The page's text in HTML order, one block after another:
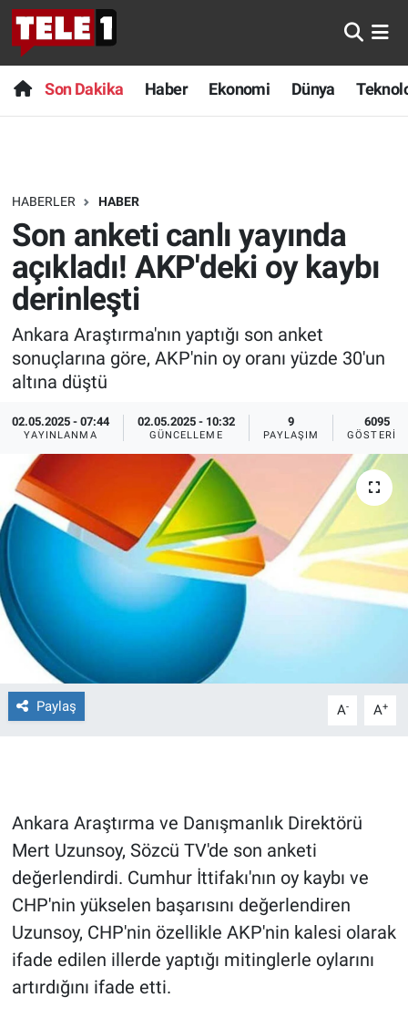
Son Dakika Haber Ekonomi Dünya
HABERLER HABER
Son anketi canlı yayında
açıkladı! AKP'deki oy kaybı
derinleşti
Ankara Araştırma'nın yaptığı son anket
sonuçlarına göre, AKP'nin oy oranı yüzde 30'un
altına düştü
02.05.2025 - 07:44
YAYINLANMA
02.05.2025 - 10:32
GÜNCELLEME
9
PAYLAŞIM
6095
GÖSTERIM
Paylaş A- A+
Ankara Araştırma ve Danışmanlık Direktörü
Mert Uzunsoy, Sözcü TV'de son anketi
değerlendirdi. Cumhur İttifakı'nın oy kaybı ve
CHP'nin yükselen başarısını değerlendiren
Uzunsoy, CHP'nin özellikle AKP'nin kalesi olarak
ifade edilen illerde yaptığı mitinglerle oylarını
artırdığını ifade etti.
Anında Manşet
Başka Sohbetler
Bilim turu
Bilim ve Teknoloji Evreni
Doğa Konuşuyor
Dünya
Ege Saati
Ege'den Esintiler
Eğitim
Eğlence
Ekonomi
Gerçeğin İzinde
Gün Başlıyor
Gün Ortası
Gündem Özel
Günün görüntüsü
Haber
İlan
Son Dakika
Haber
Dünya
Teknoloji
Sağlık
Spor
Yayın Akışı
İletişim
Nöbetçi Eczaneler
Hava Durumu
Trafik Durumu
Süper Lig Puan Durumu ve Fikstür
Tüm Manşetler
Son Dakika Haberleri
Haber Arşivi